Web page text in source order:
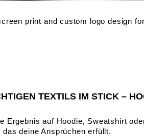
TEXTILS IM STICK –
Ergebnis auf Hoodie, Sweatshirt
deine Ansprüchen erfüllt.